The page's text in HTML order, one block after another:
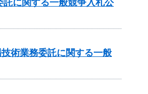
に関する一般競争入札公
術業務委託に関する一般